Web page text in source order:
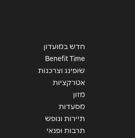
חדש במועדון
Benefit Time
שופינג וצרכנות
אטרקציות
מזון
מסעדות
תיירות ונופש
תרבות ופנאי